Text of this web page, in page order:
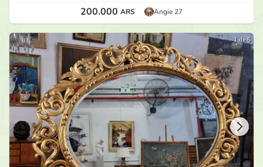
200.000 ARS Angie 27
1 de 5